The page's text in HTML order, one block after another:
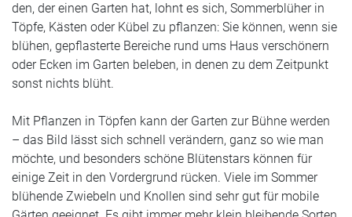
den, der einen Garten hat, lohnt es sich, Sommerblüher in
Töpfe, Kästen oder Kübel zu pflanzen: Sie können, wenn sie
blühen, gepflasterte Bereiche rund ums Haus verschönern
oder Ecken im Garten beleben, in denen zu dem Zeitpunkt
sonst nichts blüht.
Mit Pflanzen in Töpfen kann der Garten zur Bühne werden
– das Bild lässt sich schnell verändern, ganz so wie man
möchte, und besonders schöne Blütenstars können für
einige Zeit in den Vordergrund rücken. Viele im Sommer
blühende Zwiebeln und Knollen sind sehr gut für mobile